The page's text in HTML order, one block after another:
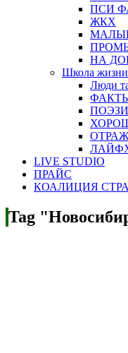
ПСИ
ЖКХ
НА
Школа жизни
Люди
LIVE STUDIO
ПРАЙС
КОАЛИЦИЯ
Tag